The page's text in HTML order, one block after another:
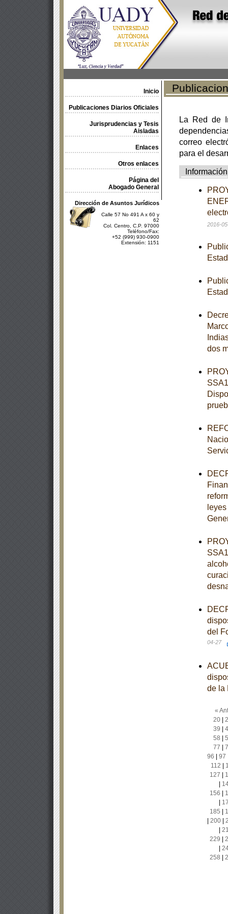
Inicio
Publicaciones Diarios Oficiales
Jurisprudencias y Tesis
Aisladas
Enlaces
Otros enlaces
Página del
Abogado General
Dirección de Asuntos Jurídicos
Calle 57 No 491 A x 60 y
62
Col. Centro, C.P. 97000
Teléfono/Fax:
+52 (999) 930-0900
Extensión: 1151
La Red de
correo
para el
Información
2016-
dos
del
04-27
de la
«
20|
39
58
77
96
97
112
127
156
185
200|
229
258